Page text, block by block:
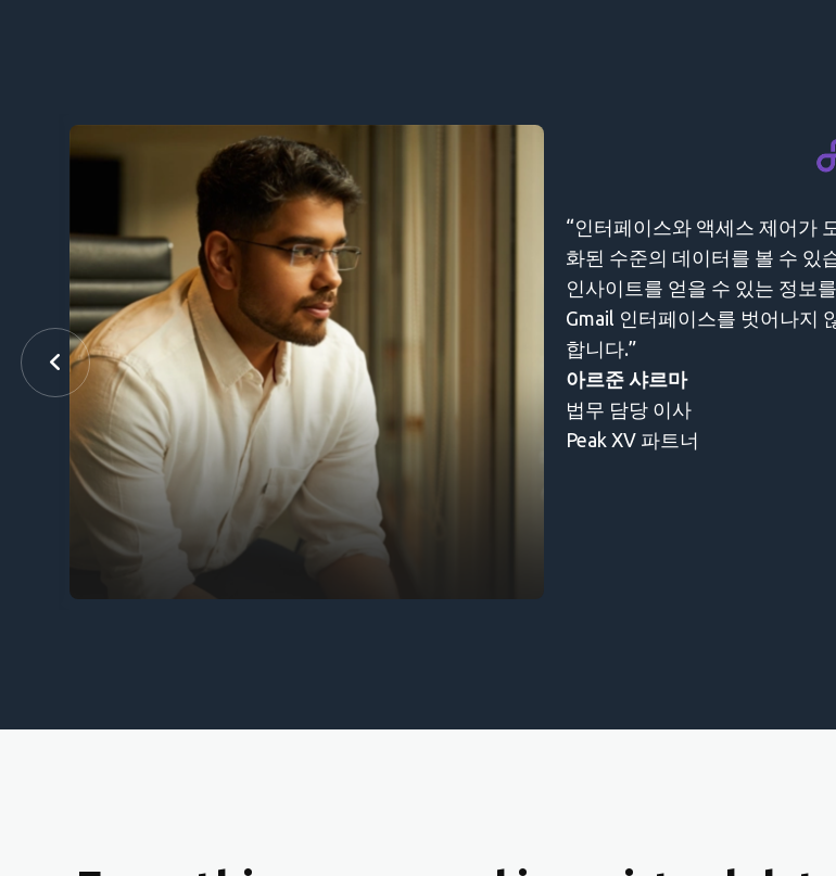
“인터페이스와 액세스 제어가 모두 매우
화된 수준의 데이터를 볼 수 있습니다. 실
인사이트를 얻을 수 있는 정보를 제공하
Gmail 인터페이스를 벗어나지 않고도 정
아르준 샤르마
법무 담당 이사
Peak XV 파트너